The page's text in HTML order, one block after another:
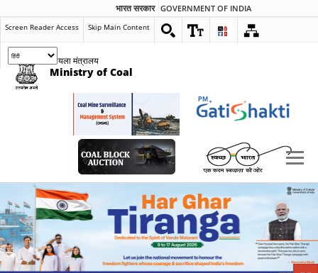
भारत सरकार GOVERNMENT OF INDIA
Screen Reader Access Skip Main Content
कोयला मंत्रालय
Ministry of Coal